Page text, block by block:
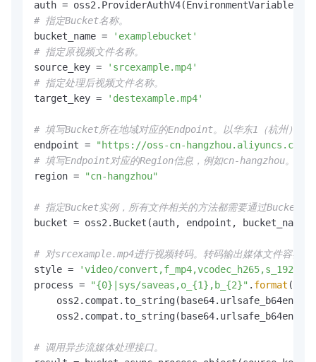
# 指定Bucket名称。
bucket_name =
'examplebucket'
# 指定原视频文件名称。
source_key =
'srcexample.mp4'
# 指定处理后视频文件名称。
target_key =
'destexample.mp4'
# 填写Bucket所在地域对应的Endpoint。以华东1（杭州
endpoint =
"https://oss-cn-hangzhou.aliyuncs.com"
# 填写Endpoint对应的Region信息，例如cn-hangzhou。注意
region =
"cn-hangzhou"
# 指定Bucket实例，所有文件相关的方法都需要通过Bucket实
bucket = oss2.Bucket(auth, endpoint,
# 对srcexample.mp4进行视频转码。转码输出媒体文件容器
style =
'video/
process =
"{0}|sys/saveas,o_{1},b_{2}" . format
# 调用异步流媒体处理接口。